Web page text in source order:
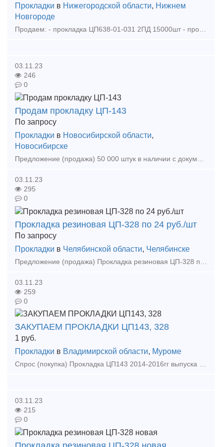
Прокладки в Нижегородской области, Нижнем
Новгороде
Продаем: - прокладка ЦП638-01-031 2ПД 15000шт - прокладка ЦП328 2000шт - прокладка ЦП74 3000шт - накладка 1р65 новая 22г 8тн цена договорная. Покупаем: - рельс р65 новые, резерв, б
03.11.23
246
0
Продам прокладку ЦП-143
По запросу
Прокладки в Новосибирской области,
Новосибирске
03.11.23
295
0
Прокладка резиновая ЦП-328 по 24 руб./шт
По запросу
Прокладки в Челябинской области, Челябинске
03.11.23
259
0
ЗАКУПАЕМ ПРОКЛАДКИ ЦП143, 328
1 руб.
Прокладки в Владимирской области, Муроме
Спрос (покупка) Прокладка ЦП143 2014-2016гг выпуска под эксопрт - 60000 шт Прокладка ЦП328 2014-2016гг выпуска под эксопрт - 60000 шт Также купим комп
03.11.23
215
0